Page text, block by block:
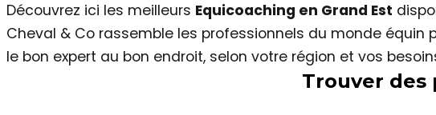
Découvrez ici les meilleurs Equicoaching en Grand Est
Cheval & Co rassemble les professionnels du monde équin
le bon expert au bon endroit, selon votre région et vos
Trouver